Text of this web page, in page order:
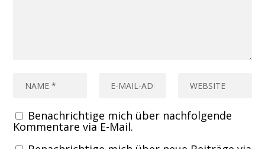
Benachrichtige mich über nachfolgende
Kommentare via E-Mail.